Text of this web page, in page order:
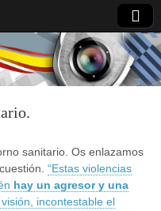
sanitario. Os enlazamos
“Estas violencias
hay un agresor y una
incontestable el